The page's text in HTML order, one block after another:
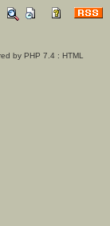
by PHP 7.4 : HTML